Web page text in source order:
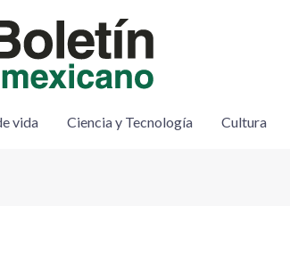
vida Ciencia y Tecnología Cultura